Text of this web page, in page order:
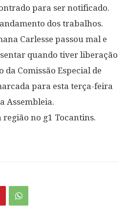
para ser notificado.
dos trabalhos.
Carlesse passou mal e
quando tiver liberação
Comissão Especial de
para esta terça-feira
Assembleia.
região no g1 Tocantins.